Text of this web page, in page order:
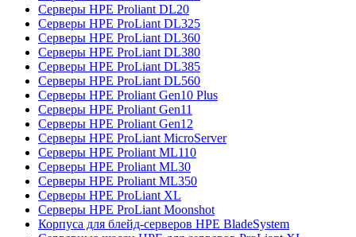
Серверы HPE Proliant DL20
Серверы HPE ProLiant DL325
Серверы HPE ProLiant DL360
Серверы HPE ProLiant DL380
Серверы HPE ProLiant DL385
Серверы HPE ProLiant DL560
Серверы HPE Proliant Gen10 Plus
Серверы HPE Proliant Gen11
Серверы HPE Proliant Gen12
Серверы HPE ProLiant MicroServer
Серверы HPE Proliant ML110
Серверы HPE Proliant ML30
Серверы HPE Proliant ML350
Серверы HPE ProLiant XL
Серверы HPE ProLiant Moonshot
Корпуса для блейд-серверов HPE BladeSystem